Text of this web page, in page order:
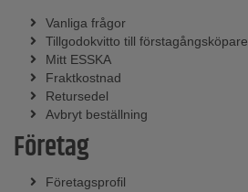
Vanliga frågor
Tillgodokvitto till förstagångsköpare
Mitt ESSKA
Fraktkostnad
Retursedel
Avbryt beställning
Företag
Företagsprofil